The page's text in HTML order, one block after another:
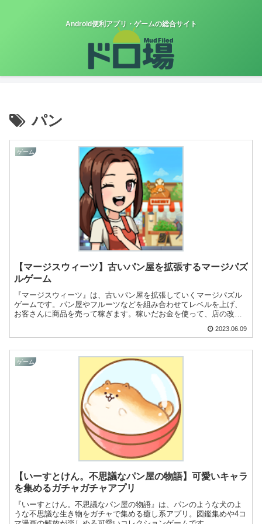
Android便利アプリ・ゲームの総合サイト
パン
ゲーム
【マージスウィーツ】古いパン屋を拡張するマージパズ
ルゲーム
『マージスウィーツ』は、古いパン屋を拡張していくマージパズル
ゲームです。パン屋やフルーツなどを組み合わせてレベルを上げ、
お客さんに商品を売って稼ぎます。稼いだお金を使って、店の改
2023.06.09
ゲーム
【いーすとけん。不思議なパン屋の物語】可愛いキャラ
を集めるガチャガチャアプリ
『いーすとけん。不思議なパン屋の物語』は、パンのような犬のよ
うな不思議な生き物をガチャで集める癒し系アプリ。図鑑集めや4コ